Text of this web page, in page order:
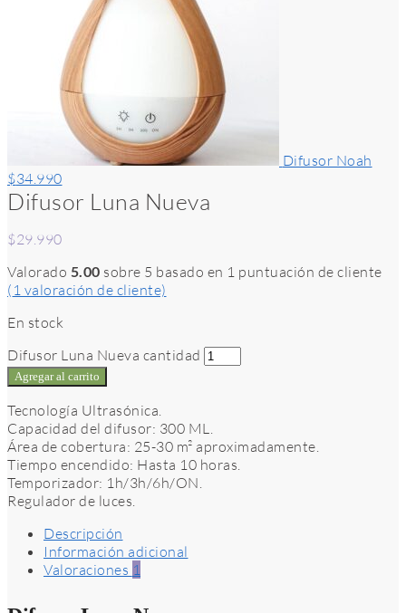
Difusor Noah
$34.990
Difusor Luna Nueva
$29.990
Valorado 5.00 sobre 5 basado en 1 puntuación de cliente
( 1 valoración de cliente)
En stock
Difusor Luna Nueva cantidad
Agregar al carrito
Tecnología Ultrasónica.
Capacidad del difusor: 300 ML.
Área de cobertura: 25-30 m² aproximadamente.
Tiempo encendido: Hasta 10 horas.
Temporizador: 1h/3h/6h/ON.
Regulador de luces.
Descripción
Información adicional
Valoraciones 1